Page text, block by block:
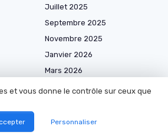
Juillet 2025
Septembre 2025
Novembre 2025
Janvier 2026
Mars 2026
et vous donne le contrôle sur ceux que
Personnaliser